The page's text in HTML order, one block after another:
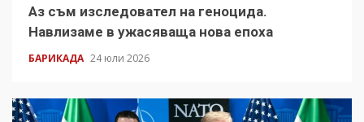
Аз съм изследовател на геноцида.
Навлизаме в ужасяваща нова епоха
БАРИКАДА 24 юли 2026